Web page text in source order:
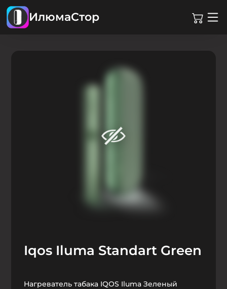
ИлюмаСтор
Iqos Iluma Standart Green
Нагреватель табака IQOS Iluma Зеленый